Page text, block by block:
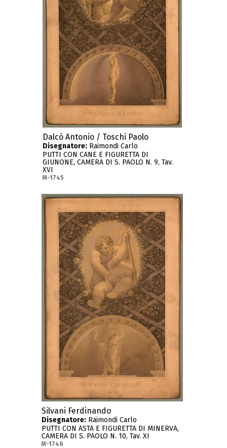
Dalcò Antonio / Toschi Paolo
Disegnatore:Raimondi Carlo
PUTTI CON CANE E FIGURETTA DI
GIUNONE, CAMERA DI S. PAOLO N. 9, Tav.
XVI
M-1745
Silvani Ferdinando
Disegnatore: Raimondi Carlo
PUTTI CON ASTA E FIGURETTA DI MINERVA,
CAMERA DI S. PAOLO N. 10, Tav. XI
M-1746